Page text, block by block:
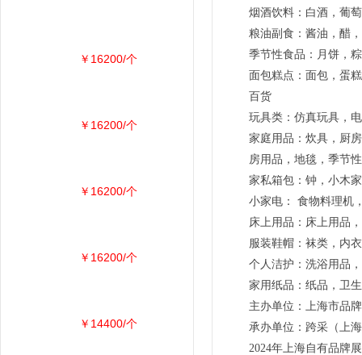
烟酒饮料：白酒，葡
粮油副食：酱油，醋
季节性食品：月饼，
面包糕点：面包，蛋
百货
玩具类：仿真玩具，
家庭用品：炊具，厨
房用品，地毯，季节
家私箱包：钟，小木
小家电： 食物料理机
床上用品：床上用品
服装鞋帽：袜类，内
个人洁护：洗浴用品
家用纸品：纸品，卫
主办单位：上海市品
承办单位：跨采（上
2024年上海自有品牌
￥16200/个
￥16200/个
￥16200/个
￥16200/个
￥14400/个